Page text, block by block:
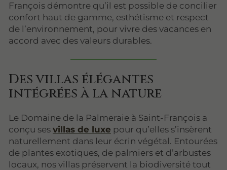
François démontre qu’il est possible de concilier
confort haut de gamme, esthétisme et respect
de l’environnement, pour vivre des vacances en
accord avec des valeurs durables.
Des villas élégantes
intégrées à la nature
Le Domaine de la Palmeraie à Saint-François a
conçu ses villas de luxe pour qu’elles s’insèrent
naturellement dans leur écrin végétal. Entourées
de plantes exotiques, de palmiers et d’arbustes
locaux, nos villas préservent la biodiversité tout